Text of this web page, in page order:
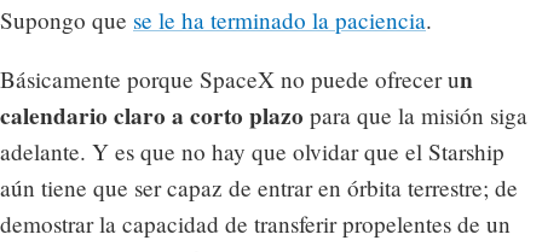
Supongo que se le ha terminado la paciencia.
Básicamente porque SpaceX no puede ofrecer un
calendario claro a corto plazo para que la misión siga
adelante. Y es que no hay que olvidar que el Starship
aún tiene que ser capaz de entrar en órbita terrestre; de
demostrar la capacidad de transferir propelentes de un